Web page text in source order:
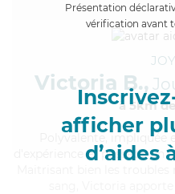
Présentation
vérification avant
afficher
d’aides
Victoria B.,
à 5km
, impliquée
d'expérience et possède un